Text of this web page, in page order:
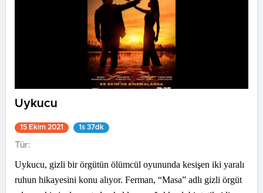
Uykucu
15 Ekim 2021 1s 37dk
Tür:
Uykucu, gizli bir örgütün ölümcül oyununda kesişen iki yaralı
ruhun hikayesini konu alıyor. Ferman, “Masa” adlı gizli örgüt